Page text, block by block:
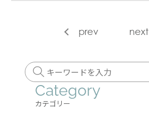
prev next
Category
カテゴリー